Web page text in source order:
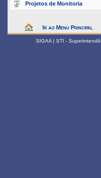
Projetos de Monitoria
Ir ao Menu Principal
SIGAA | STI -